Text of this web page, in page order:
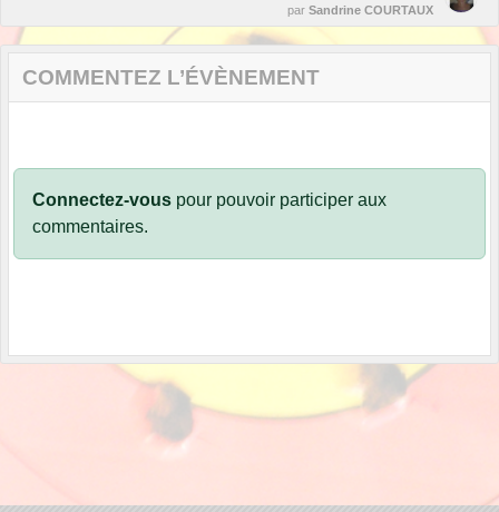
par Sandrine COURTAUX
COMMENTEZ L’ÉVÈNEMENT
Connectez-vous pour pouvoir participer aux
commentaires.